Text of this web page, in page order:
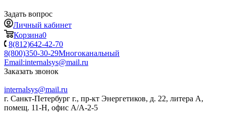
Задать вопрос
Личный кабинет
Корзина0
8(812)642-42-70
8(800)350-30-29Многоканальный
Email:internalsys@mail.ru
Заказать звонок
internalsys@mail.ru
г. Санкт-Петербург г., пр-кт Энергетиков, д. 22, литера А,
помещ. 11-Н, офис А/А-2-5